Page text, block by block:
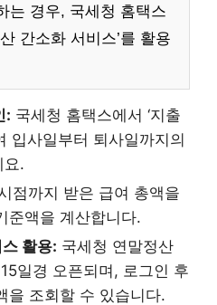
는 경우, 국세청 홈택스
간소화 서비스’를 활용
: 국세청 홈택스에서 ‘지출
입사일부터 퇴사일까지의
요.
점까지 받은 급여 총액을
준액을 계산합니다.
활용: 국세청 연말정산
일경 오픈되며, 로그인 후
을 조회할 수 있습니다.